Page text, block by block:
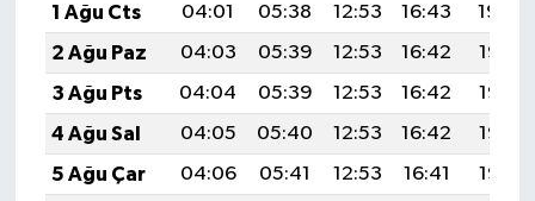
1 Ağu Cts
04:01 05:38 12:53 16:43
19:59
2 Ağu Paz
04:03 05:39 12:53 16:42
19:58
3 Ağu Pts
04:04 05:39 12:53 16:42
19:57
4 Ağu Sal
04:05 05:40 12:53 16:42
19:56
5 Ağu Çar
04:06 05:41 12:53 16:41
19:55